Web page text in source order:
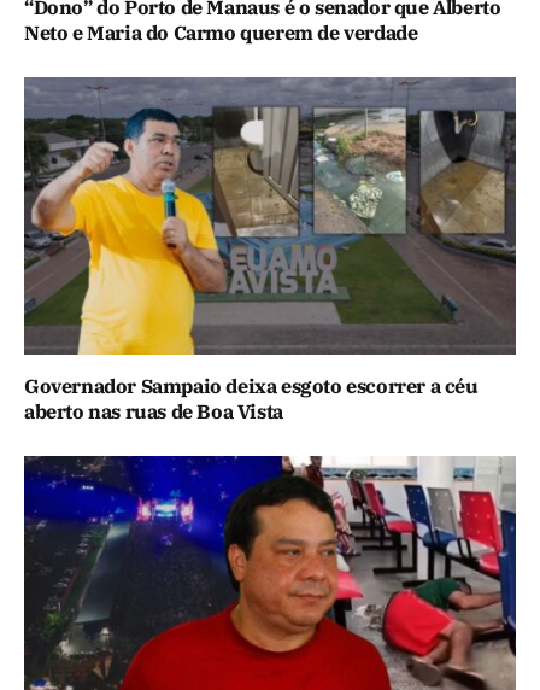
“Dono” do Porto de Manaus é o senador que Alberto
Neto e Maria do Carmo querem de verdade
Governador Sampaio deixa esgoto escorrer a céu
aberto nas ruas de Boa Vista